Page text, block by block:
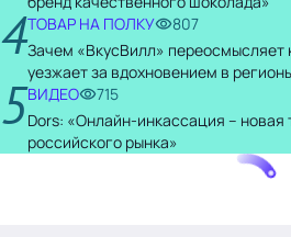
4ТОВАР НА ПОЛКУ
807
Зачем «ВкусВилл» переосмысляет
уезжает за вдохновением в
5ВИДЕО
715
Dors: «Онлайн-инкассация – новая
российского рынка»